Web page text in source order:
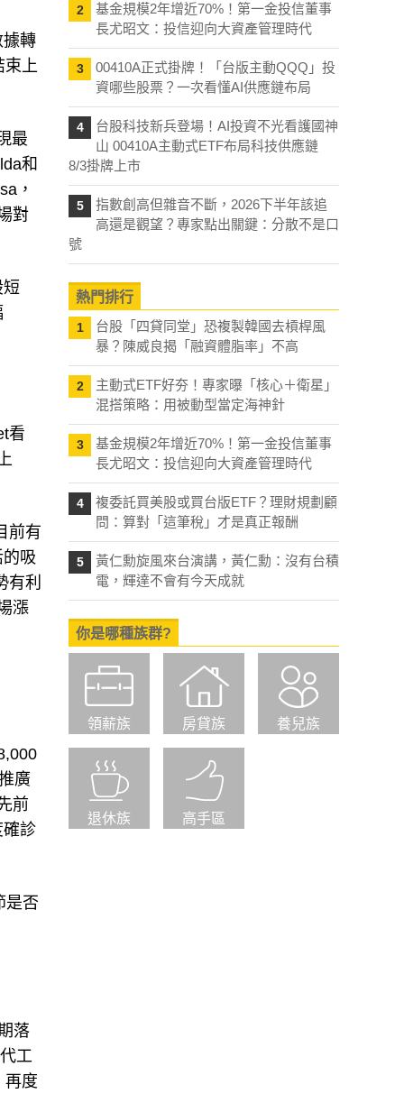
據轉
束上
最
和
，
對
看
前有
吸
有利
漲
廣
前
確診
是否
落
工
再度
2
基金規模2年增近70%！第一金投信董事
長尤昭文：投信迎向大資產管理時代
3
00410A正式掛牌！「台版主動QQQ」投
資哪些股票？一次看懂AI供應鏈布局
4
台股科技新兵登場！AI投資不光看護國神
山 00410A主動式ETF布局科技供應鏈
8/3掛牌上市
5
指數創高但雜音不斷，2026下半年該追
高還是觀望？專家點出關鍵：分散不是口
號
熱門排行
1
台股「四貸同堂」恐複製韓國去槓桿風
暴？陳威良揭「融資體脂率」不高
2
主動式ETF好夯！專家曝「核心＋衛星」
混搭策略：用被動型當定海神針
3
基金規模2年增近70%！第一金投信董事
長尤昭文：投信迎向大資產管理時代
4
複委託買美股或買台版ETF？理財規劃顧
問：算對「這筆稅」才是真正報酬
5
黃仁勳旋風來台演講，黃仁勳：沒有台積
電，輝達不會有今天成就
你是哪種族群?
領薪族 房貸族 養兒族
退休族 高手區